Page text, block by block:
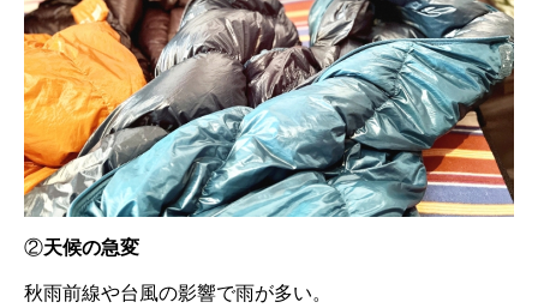
②天候の急変
秋雨前線や台風の影響で雨が多い。